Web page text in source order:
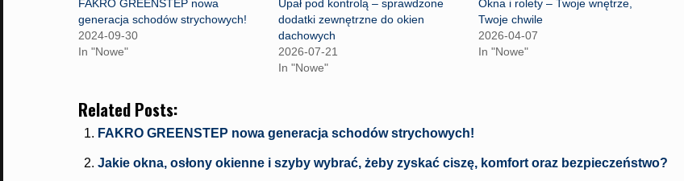
a
r
e
o
n
F
b
o
o
k
(
p
a
r
e
o
(
O
e
a
r
e
A
p
p
(
p
e
FAKRO GREENSTEP nowa
generacja schodów strychowych!
2024-09-30
In "Nowe"
Upał pod kontrolą – sprawdzone
dodatki zewnętrzne do okien
dachowych
2026-07-21
In "Nowe"
Okna i rolety – Twoje wnętrze,
Twoje chwile
2026-04-07
In "Nowe"
Related Posts:
FAKRO GREENSTEP nowa generacja schodów strychowych!
Jakie okna, osłony okienne i szyby wybrać, żeby zyskać ciszę, komfort oraz bezpieczeństwo?